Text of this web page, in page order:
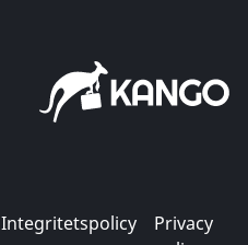
Integritetspolicy
Privacy